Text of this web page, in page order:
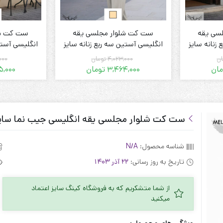
یقه
سایز
تومان.
ست کت شلوار مجلسی یقه
انگلیسی آستین سه ربع زنانه سایز
بزرگ
4,023,000تومان
قیمت
3,464,000 تومان
قیمت
3,464,000 تومان.
ست کت
انگلیسی
ست کت شلوار مجلسی یقه انگلیسی جیب نما
شناسه محصول: N/A
تاریخ به روز رسانی: 22 آذر 1403
از شما متشکریم که به فروشگاه کینگ سایز اعتماد
میکنید